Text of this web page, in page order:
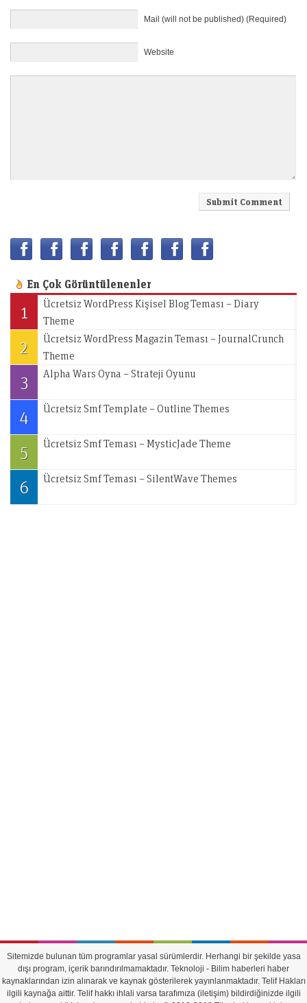
Mail (will not be published) (Required)
Website
En Çok Görüntülenenler
1
Ücretsiz WordPress Kişisel Blog Teması – Diary
Theme
2
Ücretsiz WordPress Magazin Teması – JournalCrunch
Theme
3 Alpha Wars Oyna – Strateji Oyunu
4 Ücretsiz Smf Template – Outline Themes
5 Ücretsiz Smf Teması – MysticJade Theme
6 Ücretsiz Smf Teması – SilentWave Themes
Sitemizde bulunan tüm programlar yasal sürümlerdir. Herhangi bir şekilde yasa
dışı program, içerik barındırılmamaktadır. Teknoloji - Bilim haberleri haber
kaynaklarından izin alınarak ve kaynak gösterilerek yayınlanmaktadır. Telif Hakları
ilgili kaynağa aittir. Telif hakkı ihlali varsa tarafımıza (iletişim) bildirdiğinizde ilgili